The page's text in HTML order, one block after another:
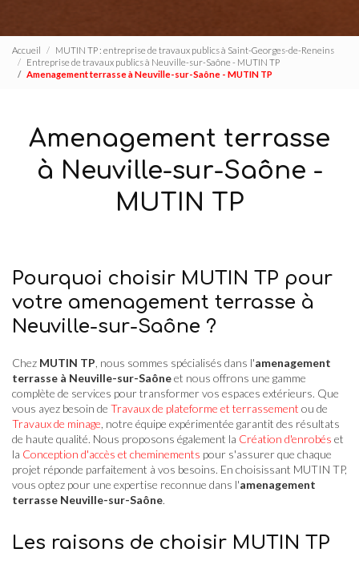
Accueil
MUTIN TP : entreprise de travaux publics à Saint-Georges-de-Reneins
Entreprise de travaux publics à Neuville-sur-Saône - MUTIN TP
Amenagement terrasse à Neuville-sur-Saône - MUTIN TP
Amenagement terrasse
à Neuville-sur-Saône -
MUTIN TP
Pourquoi choisir MUTIN TP pour
votre amenagement terrasse à
Neuville-sur-Saône ?
Chez MUTIN TP , nous sommes spécialisés dans l'amenagement
terrasse à Neuville-sur-Saôneet nous offrons une gamme
complète de services pour transformer vos espaces extérieurs. Que
vous ayez besoin de Travaux de plateforme et terrassement ou de
Travaux de minage , notre équipe expérimentée garantit des résultats
de haute qualité. Nous proposons également la Création d'enrobés et
la Conception d'accès et cheminements pour s'assurer que chaque
projet réponde parfaitement à vos besoins. En choisissant MUTIN TP,
vous optez pour une expertise reconnue dans l'amenagement
terrasse Neuville-sur-Saône.
Les raisons de choisir MUTIN TP